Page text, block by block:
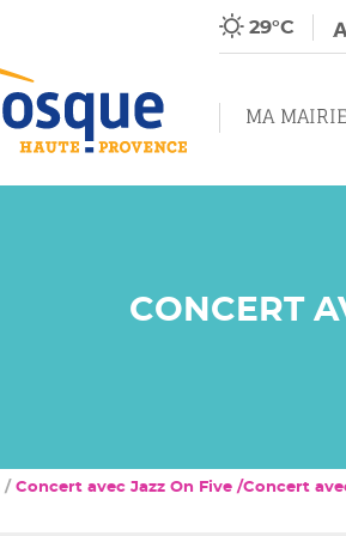
29°C
MA MAIRIE
CONCERT
/ Concert avec Jazz On Five /Concert